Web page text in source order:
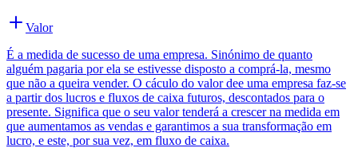
Valor
É a medida de sucesso de uma empresa. Sinónimo de quanto
alguém pagaria por ela se estivesse disposto a comprá-la, mesmo
que não a queira vender. O cáculo do valor dee uma empresa faz-se
a partir dos lucros e fluxos de caixa futuros, descontados para o
presente. Significa que o seu valor tenderá a crescer na medida em
que aumentamos as vendas e garantimos a sua transformação em
lucro, e este, por sua vez, em fluxo de caixa.